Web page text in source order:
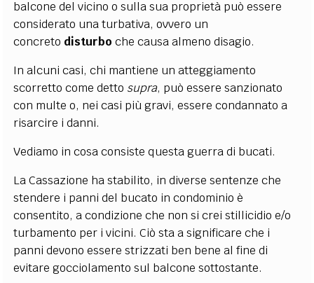
balcone del vicino o sulla sua proprietà può essere
considerato una turbativa, ovvero un
concreto disturbo che causa almeno disagio.
In alcuni casi, chi mantiene un atteggiamento
scorretto come detto supra, può essere sanzionato
con multe o, nei casi più gravi, essere condannato a
risarcire i danni.
Vediamo in cosa consiste questa guerra di bucati.
La Cassazione ha stabilito, in diverse sentenze che
stendere i panni del bucato in condominio è
consentito, a condizione che non si crei stillicidio e/o
turbamento per i vicini. Ciò sta a significare che i
panni devono essere strizzati ben bene al fine di
evitare gocciolamento sul balcone sottostante.